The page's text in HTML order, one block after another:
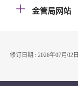
金管局网站
修订日期 : 2026年07月02日